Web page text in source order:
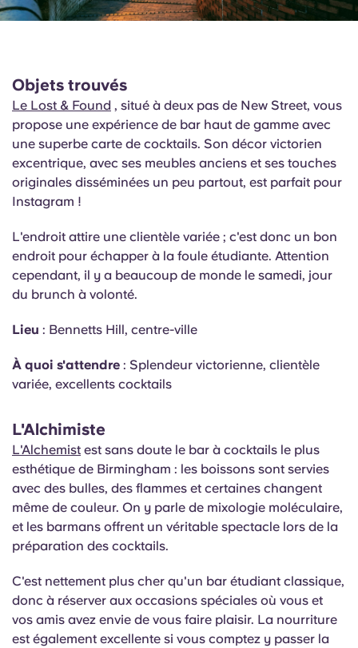
Objets trouvés
Le Lost & Found , situé à deux pas de New Street, vous
propose une expérience de bar haut de gamme avec
une superbe carte de cocktails. Son décor victorien
excentrique, avec ses meubles anciens et ses touches
originales disséminées un peu partout, est parfait pour
Instagram !
L'endroit attire une clientèle variée ; c'est donc un bon
endroit pour échapper à la foule étudiante. Attention
cependant, il y a beaucoup de monde le samedi, jour
du brunch à volonté.
Lieu : Bennetts Hill, centre-ville
À quoi s'attendre : Splendeur victorienne, clientèle
variée, excellents cocktails
L'Alchimiste
L'Alchemist est sans doute le bar à cocktails le plus
esthétique de Birmingham : les boissons sont servies
avec des bulles, des flammes et certaines changent
même de couleur. On y parle de mixologie moléculaire,
et les barmans offrent un véritable spectacle lors de la
préparation des cocktails.
C'est nettement plus cher qu'un bar étudiant classique,
donc à réserver aux occasions spéciales où vous et
vos amis avez envie de vous faire plaisir. La nourriture
est également excellente si vous comptez y passer la